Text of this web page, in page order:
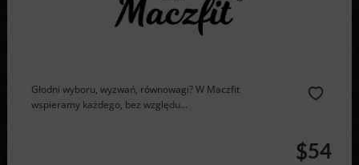
Głodni wyboru, wyzwań, równowagi? W Maczfit
wspieramy każdego, bez względu...
$54